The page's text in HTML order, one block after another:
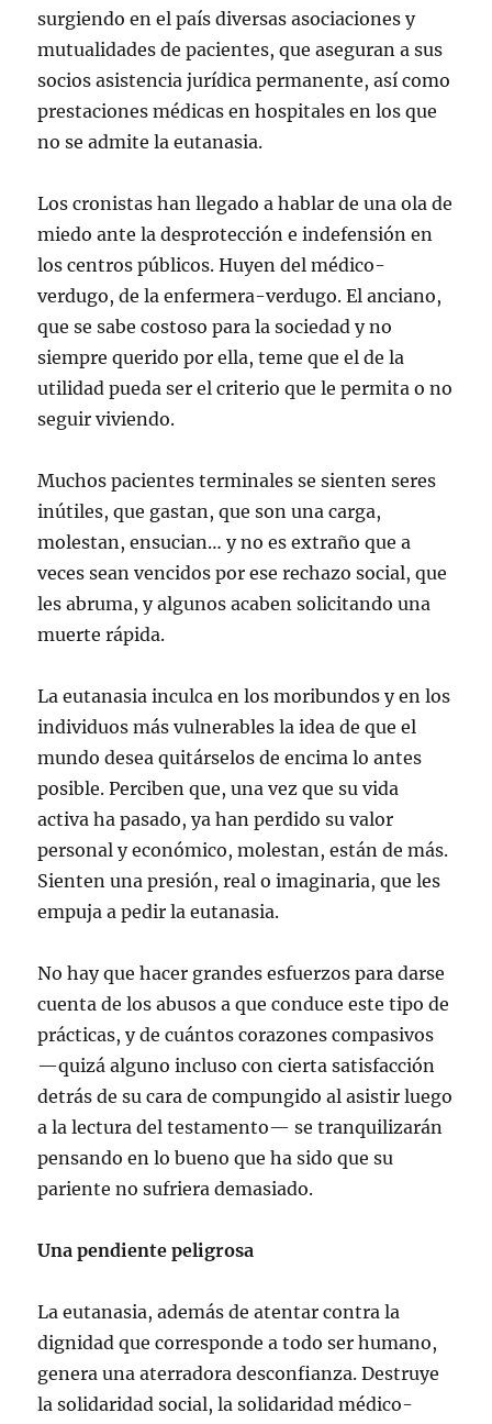
surgiendo en el país diversas asociaciones y
mutualidades de pacientes, que aseguran a sus
socios asistencia jurídica permanente, así como
prestaciones médicas en hospitales en los que
no se admite la eutanasia.
Los cronistas han llegado a hablar de una ola de
miedo ante la desprotección e indefensión en
los centros públicos. Huyen del médico-
verdugo, de la enfermera-verdugo. El anciano,
que se sabe costoso para la sociedad y no
siempre querido por ella, teme que el de la
utilidad pueda ser el criterio que le permita o no
seguir viviendo.
Muchos pacientes terminales se sienten seres
inútiles, que gastan, que son una carga,
molestan, ensucian… y no es extraño que a
veces sean vencidos por ese rechazo social, que
les abruma, y algunos acaben solicitando una
muerte rápida.
La eutanasia inculca en los moribundos y en los
individuos más vulnerables la idea de que el
mundo desea quitárselos de encima lo antes
posible. Perciben que, una vez que su vida
activa ha pasado, ya han perdido su valor
personal y económico, molestan, están de más.
Sienten una presión, real o imaginaria, que les
empuja a pedir la eutanasia.
No hay que hacer grandes esfuerzos para darse
cuenta de los abusos a que conduce este tipo de
prácticas, y de cuántos corazones compasivos
—quizá alguno incluso con cierta satisfacción
detrás de su cara de compungido al asistir luego
a la lectura del testamento— se tranquilizarán
pensando en lo bueno que ha sido que su
pariente no sufriera demasiado.
Una pendiente peligrosa
La eutanasia, además de atentar contra la
dignidad que corresponde a todo ser humano,
genera una aterradora desconfianza. Destruye
la solidaridad social, la solidaridad médico-